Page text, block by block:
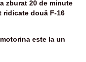
zburat 20 de minute
ridicate două F-16
este la un